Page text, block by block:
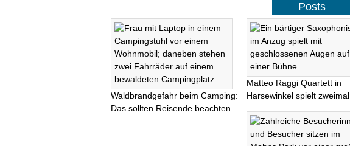
Posts
Waldbrandgefahr beim Camping:
Das sollten Reisende beachten
Matteo Raggi Quartett in
Harsewinkel spielt zweimal